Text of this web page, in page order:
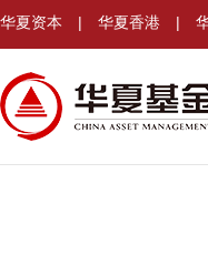
华夏资本 | 华夏香港 |